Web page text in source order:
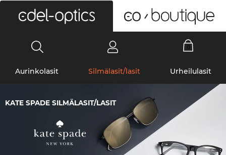
Aurinkolasit Silmälasit/lasit Urheilulasit
KATE SPADE SILMÄLASIT/LASIT